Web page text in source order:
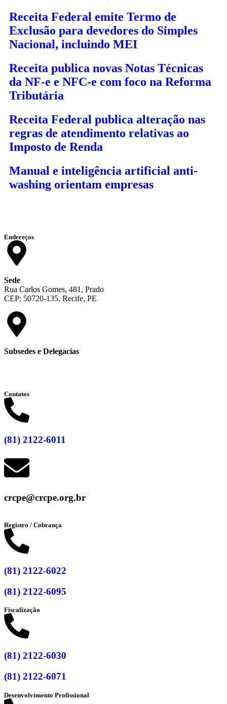
Receita Federal emite Termo de
Exclusão para devedores do Simples
Nacional, incluindo MEI
Receita publica novas Notas Técnicas
da NF-e e NFC-e com foco na Reforma
Tributária
Receita Federal publica alteração nas
regras de atendimento relativas ao
Imposto de Renda
Manual e inteligência artificial anti-
washing orientam empresas
Endereços
Sede
Rua Carlos Gomes, 481, Prado
CEP: 50720-135, Recife, PE
Subsedes e Delegacias
Contatos
(81) 2122-6011
crcpe@crcpe.org.br
Registro / Cobrança
(81) 2122-6022
(81) 2122-6095
Fiscalização
(81) 2122-6030
(81) 2122-6071
Desenvolvimento Profissional